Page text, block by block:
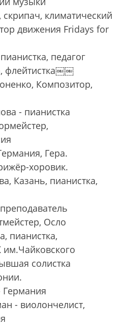
климатический
движения Fridays for
педагог
флейтистка￼￼
Композитор,
- пианистка
Гера.
хоровик.
Казань, пианистка,
Осло
пианистка,
солистка
Германия
- виолончелист,